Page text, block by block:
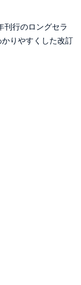
刊行のロングセラ
りやすくした改訂